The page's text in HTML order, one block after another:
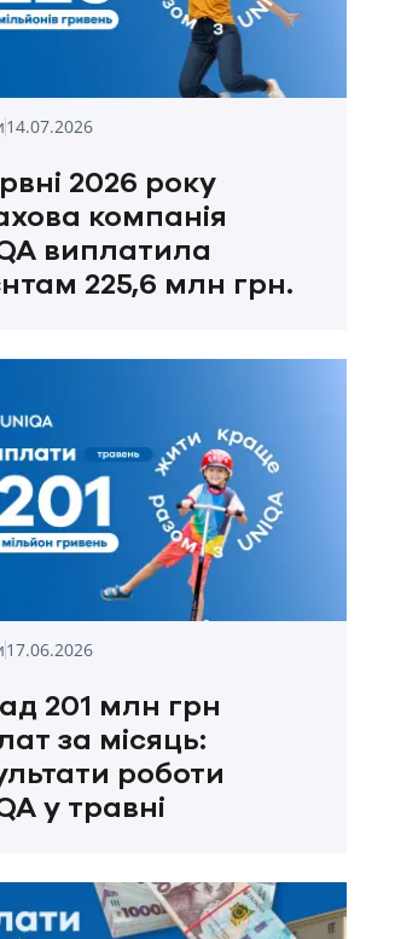
14.07.2026
2026 року
компанія
виплатила
225,6 млн грн.
17.06.2026
201 млн грн
за місяць:
роботи
у травні